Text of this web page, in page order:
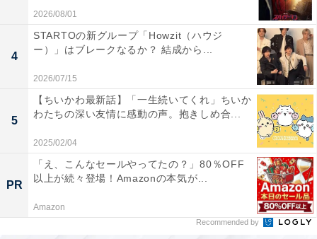
ム内にまだ存在している――そう考えた小比類巻は、ボ
ディハッカージャパン代表のカール・カーン（安藤政
信）を訪ね、ジョイン誕生の真相と隆に自殺誘発の意図
プレーヤーを死にいざなう危険なゲームは閉鎖されるこ
とに。小比類巻は「隆くんに説明する」と言って、最上
とともにジョインのVR空間へ入ります。自分が忘れられ
ることを恐れていた隆は、小比類巻と最上に「忘れない
よ」と諭され、「ありがとう」と言い残して消えていき
ました。
2026/08/01
4
STARTOの新グループ「Howzit（ハウジ
ー）」はブレークなるか？ 結成から...
2026/07/15
5
【ちいかわ最新話】「一生続いてくれ」ちいか
わたちの深い友情に感動の声。抱きしめ合...
2025/02/04
PR
「え、こんなセールやってたの？」80％OFF
以上が続々登場！Amazonの本気が...
Amazon
Recommended by